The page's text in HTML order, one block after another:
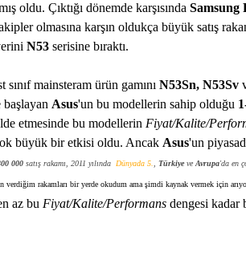
oldu. Çıktığı dönemde karşısında Samsung
olmasına karşın oldukça büyük satış
N53 serisine bıraktı.
sınıf mainsteram ürün gamını N53Sn, N53Sv
Asus'un bu modellerin sahip olduğu
etmesinde bu modellerin Fiyat/Kalite/
büyük bir etkisi oldu. Ancak Asus'un
000 satış rakamı, 2011 yılında Dünyada 5 Türkiye ve Avrupa'da en
verdiğim rakamları bir yerde okudum ama şimdi kaynak vermek için
az bu Fiyat/Kalite/Performans dengesi kadar